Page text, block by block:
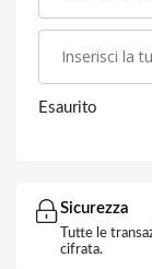
Esaurito
Sicurezza
Tutte le
cifrata.